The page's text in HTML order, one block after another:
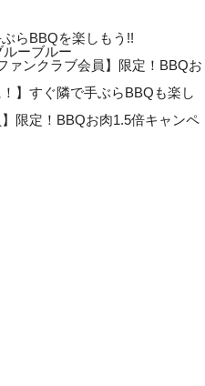
らBBQを楽しもう!!
ーブルー
ンクラブ会員】限定！BBQお
】すぐ隣で手ぶらBBQも楽し
限定！BBQお肉1.5倍キャンペ